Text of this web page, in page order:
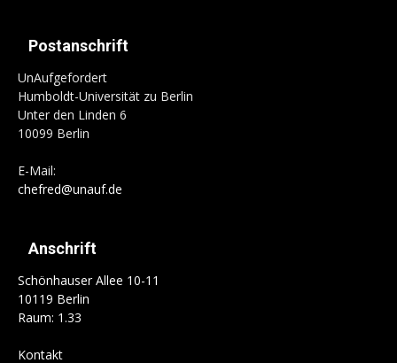
Postanschrift
UnAufgefordert
Humboldt-Universität zu Berlin
Unter den Linden 6
10099 Berlin
E-Mail:
chefred@unauf.de
Anschrift
Schönhauser Allee 10-11
10119 Berlin
Raum: 1.33
Kontakt